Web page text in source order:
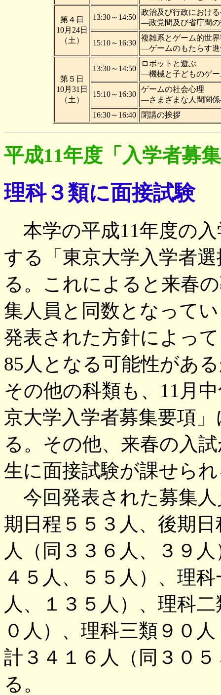
第４日
10月24日
（土）
13:30～14:50
政治及び行政におけ
―政党間及び省庁間
15:10～16:30
複雑系とゲーム的世
―ゲームのもたらす
第５日
10月31日
（土）
13:30～14:50
ロボットと遊ぶ
―機械と子どものゲ
15:10～16:30
ゲームの社会心理
―さまざまな人間関
16:30～16:40
閉講の挨拶
平成11年度「入学者募
理科３類に面接試験
本学の平成11年度の
する「東京大学入学者
る。これによると来春
集人員と同数となって
発表された方針によっ
85人となる可能性があ
その他の科類も、11月
京大学入学者募集要項
る。その他、来春の入
生に面接試験が課せら
今回発表された募集人
期日程５５３人、後期
人（同３３６人、３９
４５人、５５人）、理
人、１３５人）、理科
０人）、理科三類９０
計３４１６人（同３０
る。